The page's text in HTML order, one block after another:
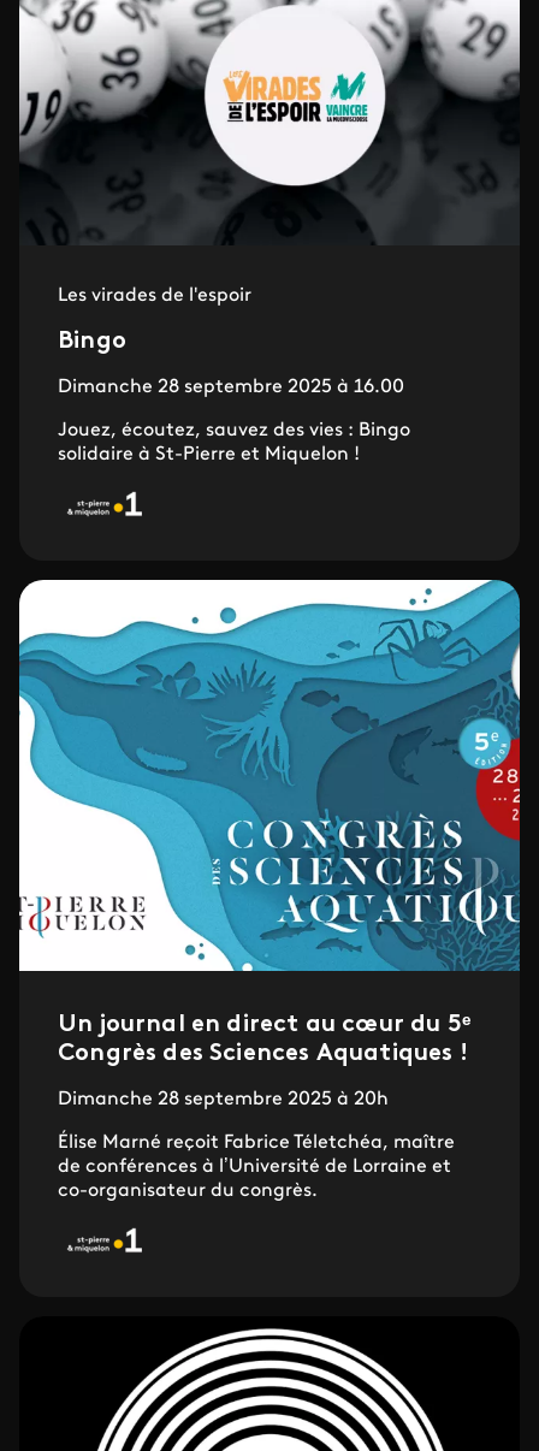
Les virades de l'espoir
Bingo
Dimanche 28 septembre 2025 à 16.00
Jouez, écoutez, sauvez des vies : Bingo
solidaire à St-Pierre et Miquelon !
Un journal en direct au cœur du 5ᵉ
Congrès des Sciences Aquatiques !
Dimanche 28 septembre 2025 à 20h
Élise Marné reçoit Fabrice Téletchéa, maître
de conférences à l’Université de Lorraine et
co-organisateur du congrès.